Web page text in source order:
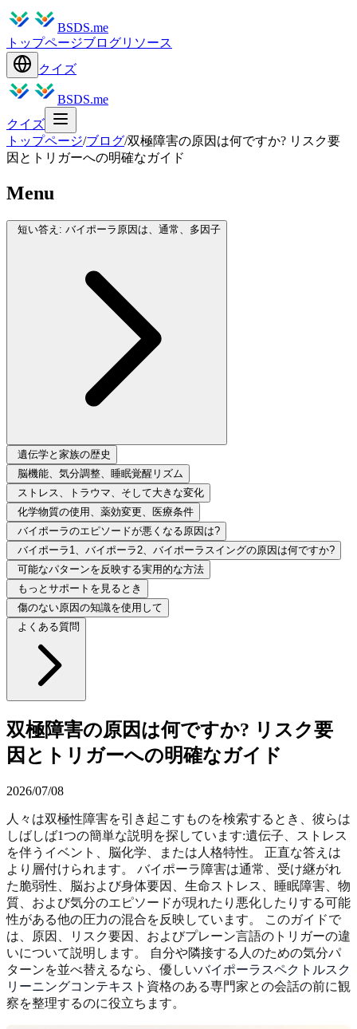
BSDS.me
トップページブログリソース
クイズ
BSDS.me
クイズ
トップページ/ブログ/双極障害の原因は何ですか? リスク要
因とトリガーへの明確なガイド
Menu
短い答え: バイポーラ原因は、通常、多因子
遺伝学と家族の歴史
脳機能、気分調整、睡眠覚醒リズム
ストレス、トラウマ、そして大きな変化
化学物質の使用、薬効変更、医療条件
バイポーラのエピソードが悪くなる原因は?
バイポーラ1、バイポーラ2、バイポーラスイングの原因は何ですか?
可能なパターンを反映する実用的な方法
もっとサポートを見るとき
傷のない原因の知識を使用して
よくある質問
双極障害の原因は何ですか? リスク要
因とトリガーへの明確なガイド
2026/07/08
人々は双極性障害を引き起こすものを検索するとき、彼らは
しばしば1つの簡単な説明を探しています:遺伝子、ストレス
を伴うイベント、脳化学、または人格特性。 正直な答えは
より層付けられます。 バイポーラ障害は通常、受け継がれ
た脆弱性、脳および身体要因、生命ストレス、睡眠障害、物
質、および気分のエピソードが現れたり悪化したりする可能
性がある他の圧力の混合を反映しています。 このガイドで
は、原因、リスク要因、およびプレーン言語のトリガーの違
いについて説明します。 自分や隣接する人のための気分パ
ターンを並べ替えるなら、優しいバイポーラスペクトルスク
リーニングコンテキスト 資格のある専門家との会話の前に観
察を整理するのに役立ちます。